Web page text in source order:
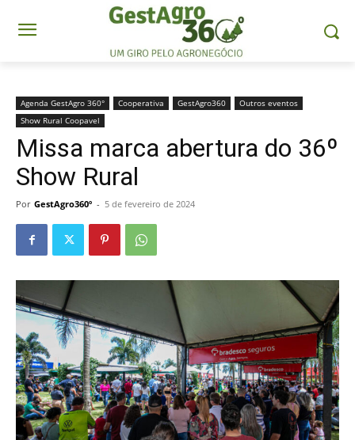
Agenda GestAgro 360° Cooperativa GestAgro360
Outros eventos
Show Rural Coopavel
Missa marca abertura do 36º
Show Rural
Por GestAgro360º - 5 de fevereiro de 2024